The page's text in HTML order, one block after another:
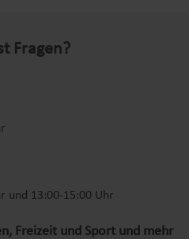
Fragen?
und 13:00-15:00 Uhr
Freizeit und Sport und mehr